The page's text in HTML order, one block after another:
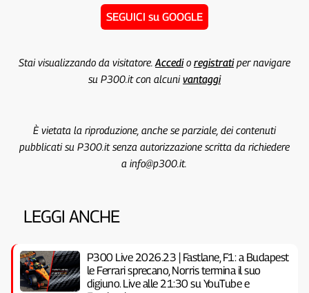
SEGUICI su GOOGLE
Stai visualizzando da visitatore. Accedio registratiper navigare
su P300.it con alcunivantaggi
È vietata la riproduzione, anche se parziale, dei contenuti
pubblicati su P300.it senza autorizzazione scritta da richiedere
a info@p300.it.
LEGGI ANCHE
P300 Live 2026.23 | Fastlane, F1: a Budapest
le Ferrari sprecano, Norris termina il suo
digiuno. Live alle 21:30 su YouTube e